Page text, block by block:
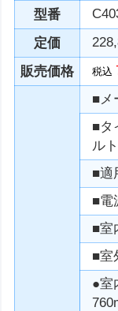
型番
定価
販売価格
税込
■メ
■タ
ル
■適
■電
■室
■室
●室